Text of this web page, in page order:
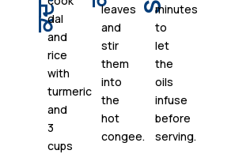
dal
and
rice
with
turmeric
and
3
cups
leaves
and
stir
them
into
the
hot
congee.
minutes
to
let
the
oils
infuse
before
serving.